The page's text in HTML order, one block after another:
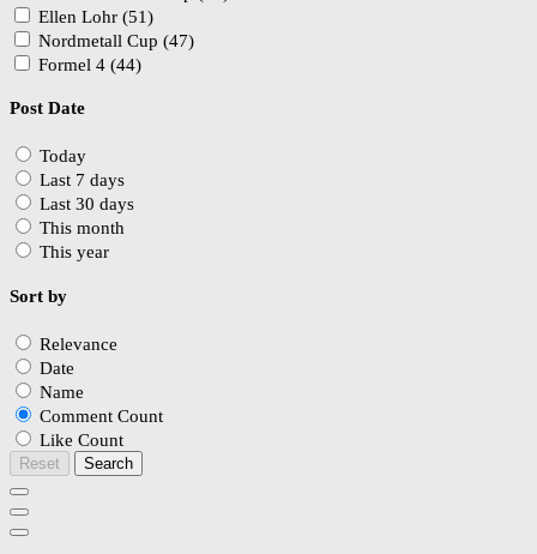
Ellen Lohr (51)
Nordmetall Cup (47)
Formel 4 (44)
Post Date
Today
Last 7 days
Last 30 days
This month
This year
Sort by
Relevance
Date
Name
Comment Count
Like Count
Reset Search